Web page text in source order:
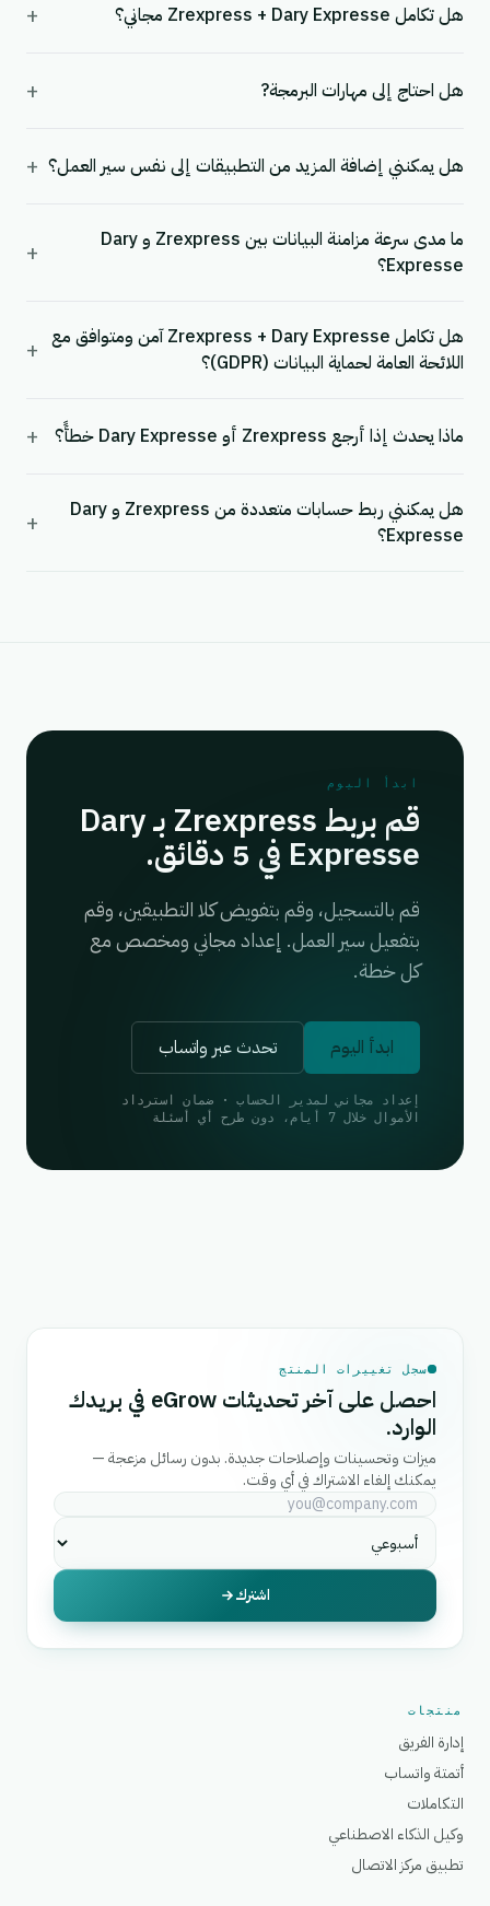
هل تكامل Zrexpress + Dary Expresse مجاني؟ +
هل احتاج إلى مهارات البرمجة? +
هل يمكنني إضافة المزيد من التطبيقات إلى نفس سير العمل؟ +
ما مدى سرعة مزامنة البيانات بين Zrexpress و Dary
Expresse؟
+
هل تكامل Zrexpress + Dary Expresse آمن ومتوافق مع
اللائحة العامة لحماية البيانات (GDPR)؟
+
ماذا يحدث إذا أرجع Zrexpress أو Dary Expresse خطأً؟ +
هل يمكنني ربط حسابات متعددة من Zrexpress و Dary
Expresse؟
+
ابدأ اليوم
قم بربط Zrexpress بـ Dary
Expresse في 5 دقائق.
قم بالتسجيل، وقم بتفويض كلا التطبيقين، وقم
بتفعيل سير العمل. إعداد مجاني ومخصص مع
كل خطة.
ابدأ اليوم تحدث عبر واتساب
إعداد مجاني لمدير الحساب · ضمان استرداد
الأموال خلال 7 أيام، دون طرح أي أسئلة
سجل تغييرات المنتج
احصل على آخر تحديثات eGrow في بريدك
الوارد.
ميزات وتحسينات وإصلاحات جديدة. بدون رسائل مزعجة —
يمكنك إلغاء الاشتراك في أي وقت.
اشترك
منتجات
إدارة الفريق
أتمتة واتساب
التكاملات
وكيل الذكاء الاصطناعي
تطبيق مركز الاتصال